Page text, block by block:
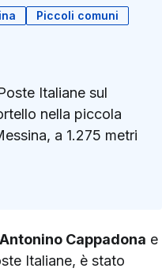
Piccoli comuni
Italiane sul
nella piccola
a 1.275 metri
Antonino Cappadona e
Italiane, è stato